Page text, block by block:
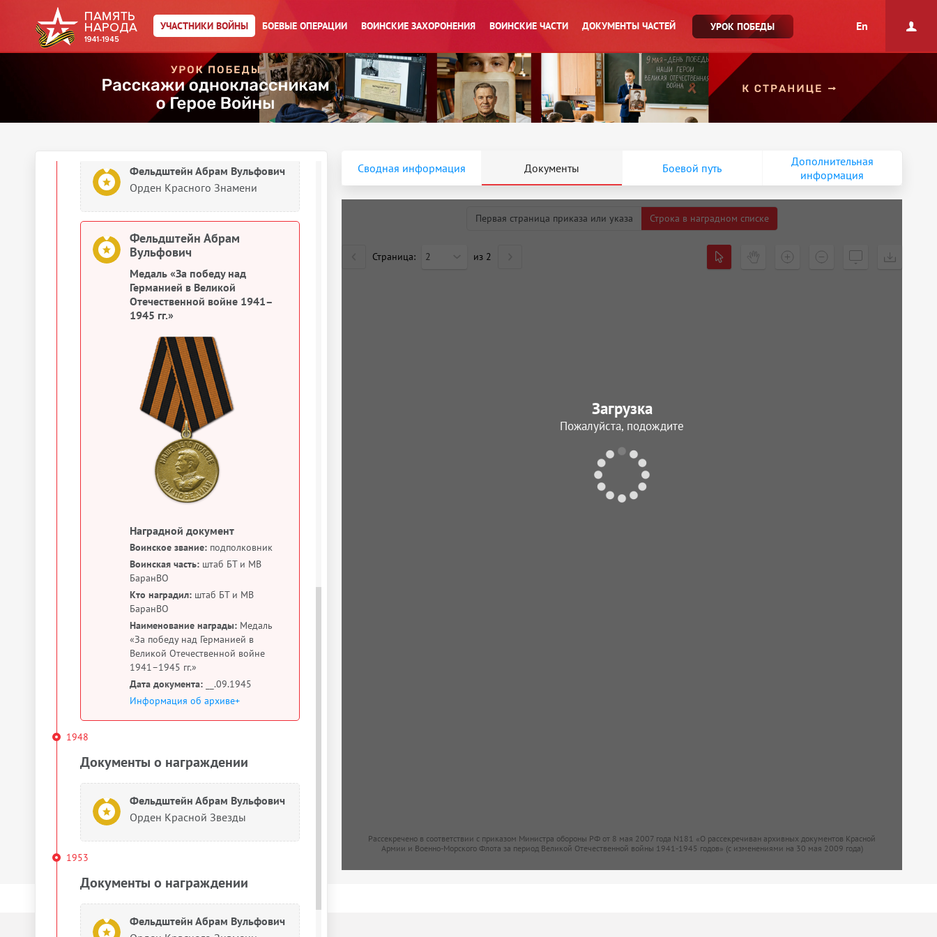
УЧАСТНИКИ ВОЙНЫ БОЕВЫЕ ОПЕРАЦИИ ВОИНСКИЕ ЗАХОРОНЕНИЯ ВОИНСКИЕ ЧАСТИ ДОКУМЕНТЫ ЧАСТЕЙ УРОК ПОБЕДЫ En
Кенигсберга»
Фельдштейн Абрам Вульфович
Медаль «За победу над
Германией в Великой
Отечественной войне 1941–
1945 гг.»
Фельдштейн Абрам Вульфович
Орден Красного Знамени
Фельдштейн Абрам
Вульфович
Медаль «За победу над
Германией в Великой
Отечественной войне 1941–
1945 гг.»
Наградной документ
Воинское звание: подполковник
Воинская часть: штаб БТ и МВ
БаранВО
Кто наградил: штаб БТ и МВ
БаранВО
Наименование награды: Медаль
«За победу над Германией в
Великой Отечественной войне
1941–1945 гг.»
Дата документа: __.09.1945
Информация об архиве+
1948
Документы о награждении
Фельдштейн Абрам Вульфович
Орден Красной Звезды
1953
Документы о награждении
Фельдштейн Абрам Вульфович
Сводная информация Документы Боевой путь
Дополнительная
информация
Первая страница приказа или указа Строка в наградном списке
Страница: 2 из 2
Рассекречено в соответствии с приказом Министра обороны РФ от 8 мая 2007 года N181 «О рассекречиван архивных документов Красной
Армии и Военно-Морского Флота за период Великой Отечественной войны 1941-1945 годов» (с изменениями на 30 мая 2009 года)
Загрузка
Пожалуйста, подождите